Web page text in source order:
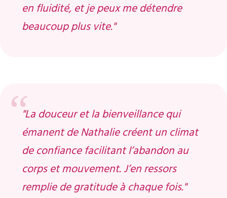
en fluidité, et je peux me détendre
beaucoup plus vite."
"La douceur et la bienveillance qui
émanent de Nathalie créent un climat
de confiance facilitant l’abandon au
corps et mouvement. J’en ressors
remplie de gratitude à chaque fois."